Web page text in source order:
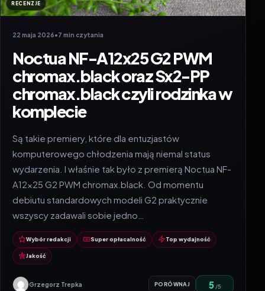
RECENZJE
22 maja 2026•7 min czytania
Noctua NF-A12x25 G2 PWM
chromax.black oraz Sx2-PP
chromax.black czyli rodzinka w
komplecie
Są takie premiery, które dla entuzjastów
komputerowego chłodzenia mają niemal status
wydarzenia. I właśnie tak było z premierą Noctua NF-
A12x25 G2 PWM chromax.black. Od momentu
debiutu standardowych modeli G2 praktycznie
wszyscy zadawali sobie jedno…
Wybór redakcji Super opłacalność Top wydajność
Jakość
Grzegorz Trepka PORÓWNAJ 5 /5